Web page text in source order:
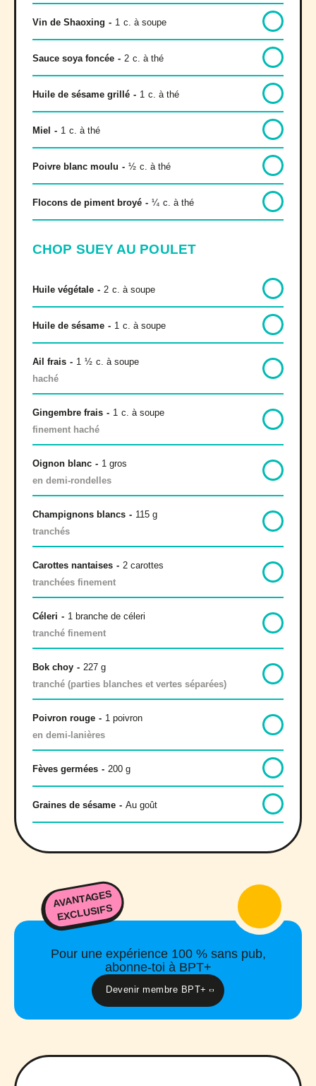
Vin de Shaoxing - 1 c. à soupe
Sauce soya foncée - 2 c. à thé
Huile de sésame grillé - 1 c. à thé
Miel - 1 c. à thé
Poivre blanc moulu - ½ c. à thé
Flocons de piment broyé - ¼ c. à thé
CHOP SUEY AU POULET
Huile végétale - 2 c. à soupe
Huile de sésame - 1 c. à soupe
Ail frais - 1 ½ c. à soupe
haché
Gingembre frais - 1 c. à soupe
finement haché
Oignon blanc - 1 gros
en demi-rondelles
Champignons blancs - 115 g
tranchés
Carottes nantaises - 2 carottes
tranchées finement
Céleri - 1 branche de céleri
tranché finement
Bok choy - 227 g
tranché (parties blanches et vertes séparées)
Poivron rouge - 1 poivron
en demi-lanières
Fèves germées - 200 g
Graines de sésame - Au goût
AVANTAGES
EXCLUSIFS
Pour une expérience 100 % sans pub,
abonne-toi à BPT+
Devenir membre BPT+